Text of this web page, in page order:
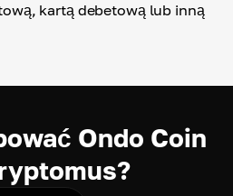
kartą debetową lub inną
Ondo Coin